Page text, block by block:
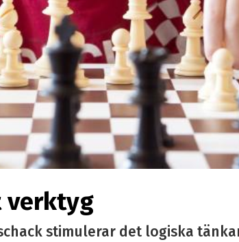
verktyg
stimulerar det logiska